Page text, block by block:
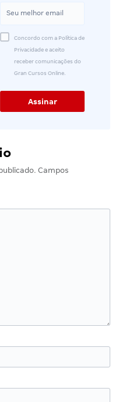
Concordo com a Política de
Privacidade e aceito
receber comunicações do
Gran Cursos Online.
Campos